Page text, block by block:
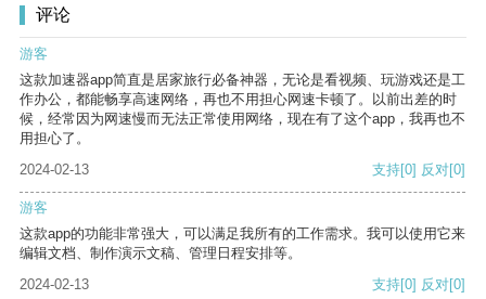
评论
游客
这款加速器app简直是居家旅行必备神器，无论是看视频、玩游戏还是工
作办公，都能畅享高速网络，再也不用担心网速卡顿了。以前出差的时
候，经常因为网速慢而无法正常使用网络，现在有了这个app，我再也不
用担心了。
2024-02-13
支持[0] 反对[0]
游客
这款app的功能非常强大，可以满足我所有的工作需求。我可以使用它来
编辑文档、制作演示文稿、管理日程安排等。
2024-02-13
支持[0] 反对[0]